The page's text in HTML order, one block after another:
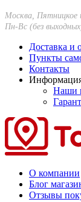
Москва, Пятницкое
Пн-Вс (без
Доставка и
Пункты
Контакты
Наши
О компании
Блог
Отзывы